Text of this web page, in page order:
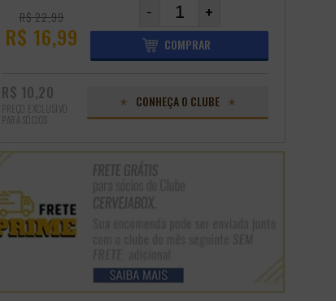
R$ 22,99
R$ 16,99
- +
COMPRAR
R$ 10,20
PREÇO EXCLUSIVO
PARA SÓCIOS
CONHEÇA O CLUBE